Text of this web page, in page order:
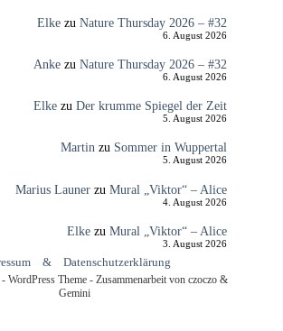
Elkezu Nature Thursday 2026 – #32
6. August 2026
Ankezu Nature Thursday 2026 – #32
6. August 2026
Elkezu Der krumme Spiegel der Zeit
5. August 2026
Martinzu Sommer in Wuppertal
5. August 2026
Marius Launerzu Mural „Viktor“ – Alice
4. August 2026
Elkezu Mural „Viktor“ – Alice
3. August 2026
& Datenschutzerklärung
Theme - Zusammenarbeit von czoczo &
Gemini